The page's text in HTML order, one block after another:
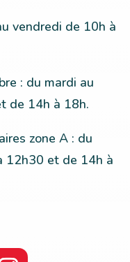
vendredi de 10h à
: du mardi au
de 14h à 18h.
zone A : du
12h30 et de 14h à